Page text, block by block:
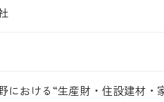
における“生産財・住設建材